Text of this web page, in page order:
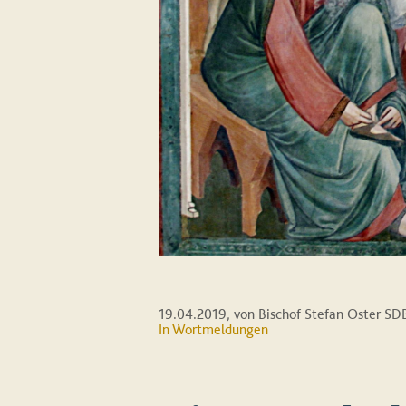
19.04.2019, von Bischof Stefan Oster
InWortmeldungen